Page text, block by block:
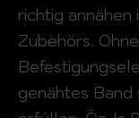
richtig annähen
Zubehörs.
genähtes Band